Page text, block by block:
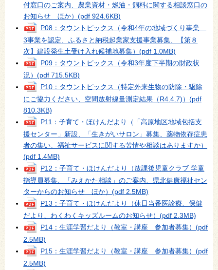
付窓口のご案内、農業資材・燃油・飼料に関する相談窓口の
お知らせ ほか） (pdf 924.6KB)
P08：タウントピックス（令和4年の地域づくり事業
3事業を認定、ふるさと納税起業家支援事業募集、【第８
次】建設発生土受け入れ候補地募集） (pdf 1.0MB)
P09：タウントピックス（令和3年度下半期の財政状
況） (pdf 715.5KB)
P10：タウントピックス（特定外来生物の防除・駆除
にご協力ください、空間放射線量測定結果（R4.4.7)） (pdf
810.3KB)
P11：子育て・ほけんだより（「高原地区地域包括支
援センター」新設、「生きがいサロン」募集、薬物依存症患
者の集い、福祉サービスに関する苦情や相談はありますか）
(pdf 1.4MB)
P12：子育て・ほけんだより（放課後児童クラブ 学童
指導員募集、「みえかた相談」のご案内、県北健康福祉セン
ターからのお知らせ ほか） (pdf 2.5MB)
P13：子育て・ほけんだより（休日当番医診療、保健
だより、わくわくキッズルームのお知らせ） (pdf 2.3MB)
P14：生涯学習だより（教室・講座 参加者募集） (pdf
2.5MB)
P15：生涯学習だより（教室・講座 参加者募集） (pdf
2.5MB)